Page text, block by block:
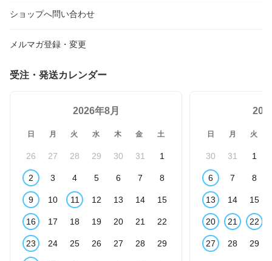
ショップへ問い合わせ
メルマガ登録・変更
受注・発送カレンダー
2026年8月
日 月 火 水 木 金 土
26 27 28 29 30 31 1
2 3 4 5 6 7 8
9 10 11 12 13 14 15
16 17 18 19 20 21 22
23 24 25 26 27 28 29
日 月 火
30 31 1
6 7 8
13 14 15
20 21 22
27 28 29